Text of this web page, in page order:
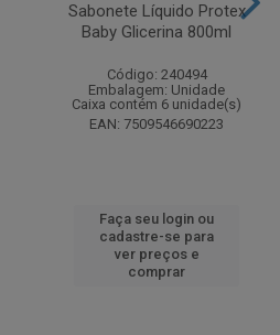
Sabonete Líquido Protex
Baby Glicerina 800ml
Código: 240494
Embalagem: Unidade
Caixa contém 6 unidade(s)
EAN: 7509546690223
Faça seu login ou
cadastre-se para
ver preços e
comprar